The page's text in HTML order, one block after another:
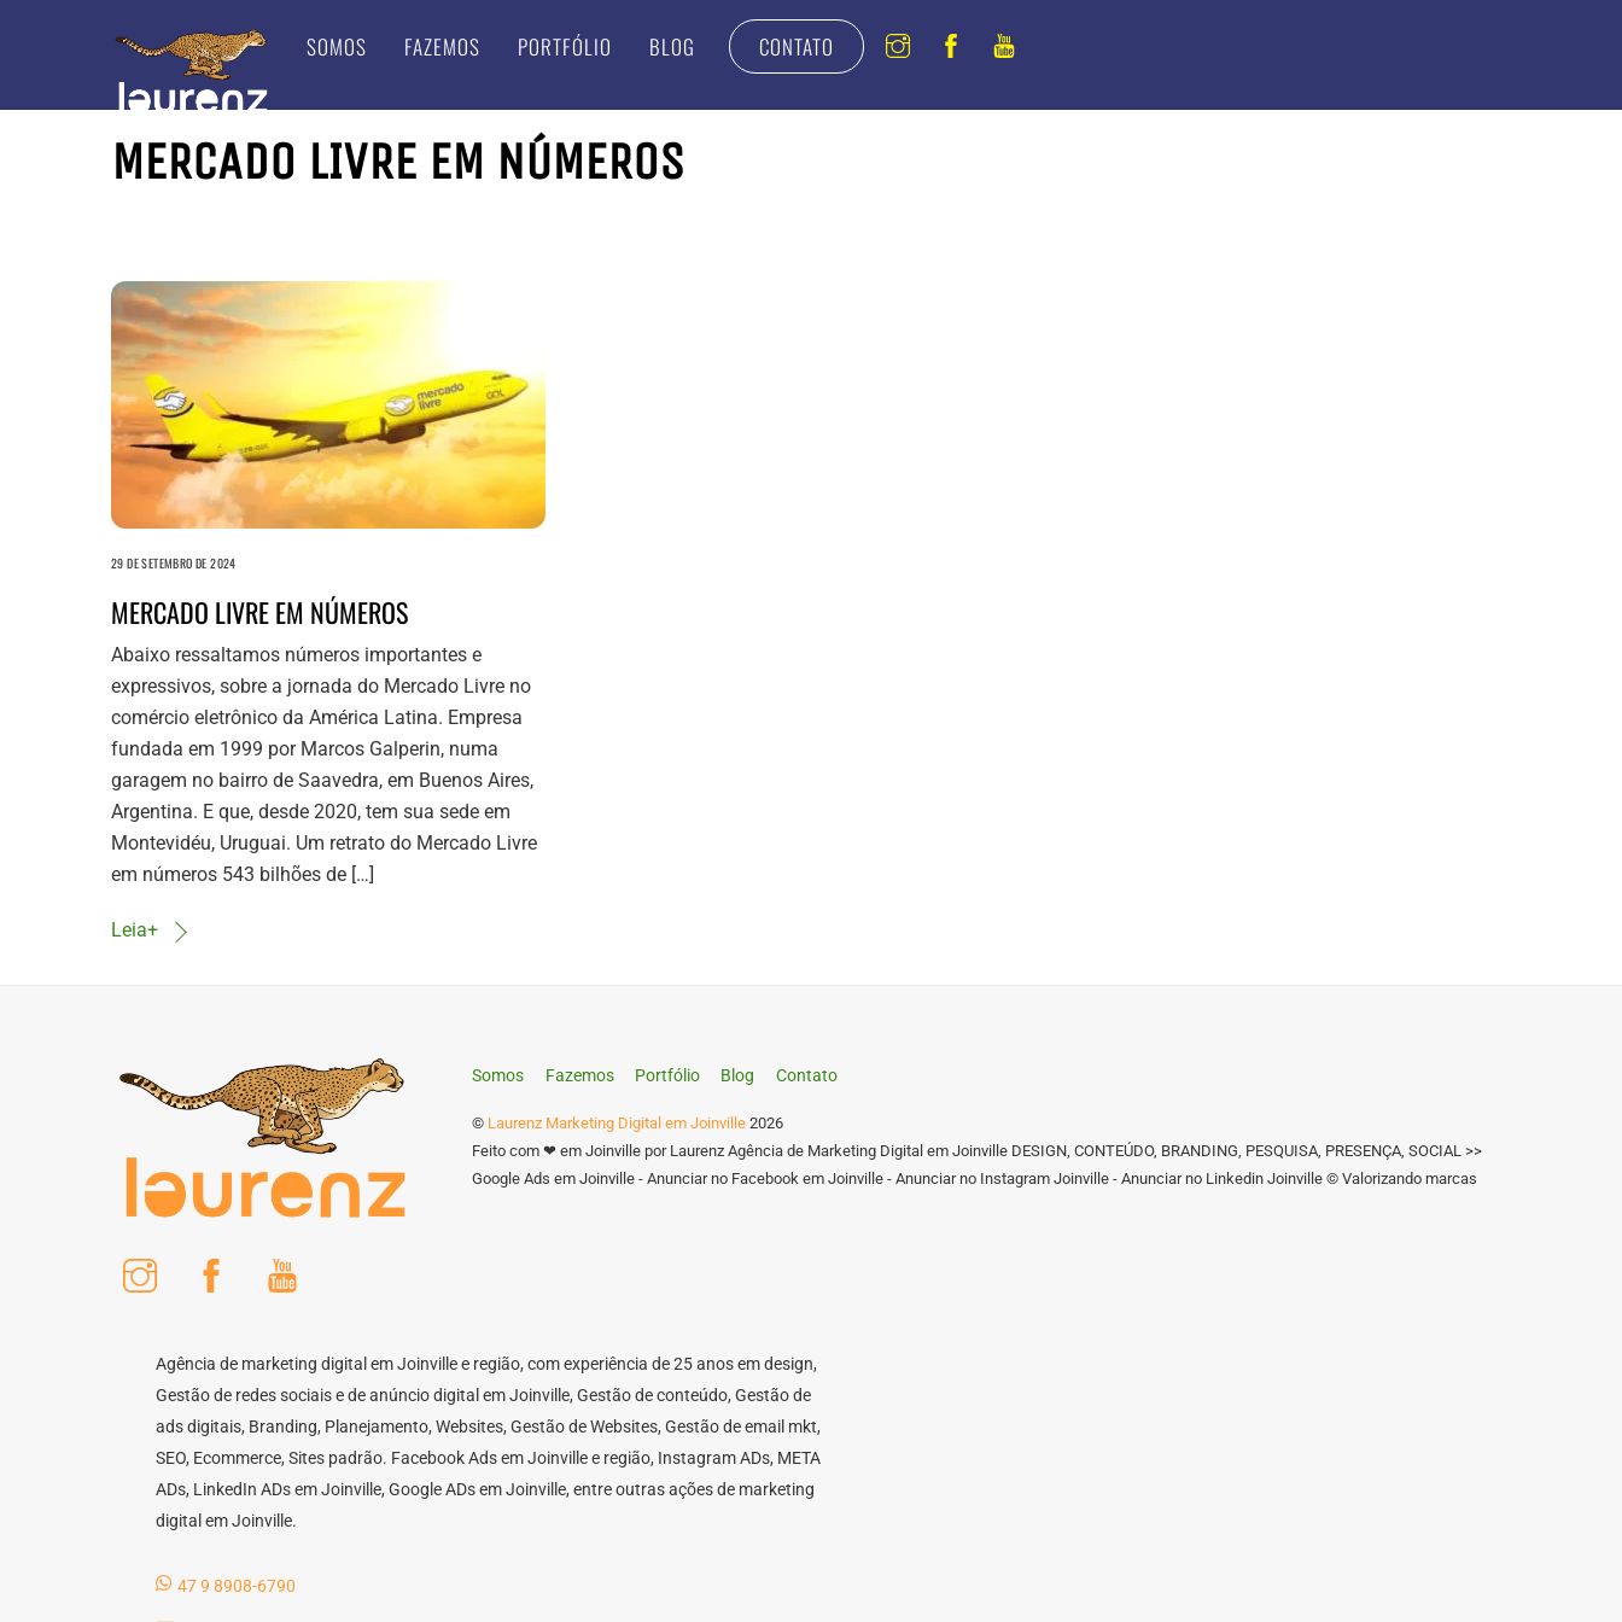
InstagramFacebook
SOMOS FAZEMOS PORTFÓLIO BLOG CONTATO
MERCADO LIVRE EM NÚMEROS
29 DE SETEMBRO DE 2024
MERCADO LIVRE EM NÚMEROS
Abaixo ressaltamos números importantes e
expressivos, sobre a jornada do Mercado Livre no
comércio eletrônico da América Latina. Empresa
fundada em 1999 por Marcos Galperin, numa
garagem no bairro de Saavedra, em Buenos Aires,
Argentina. E que, desde 2020, tem sua sede em
Montevidéu, Uruguai. Um retrato do Mercado Livre
em números 543 bilhões de […]
Leia+
Instagram Facebook
Somos Fazemos Portfólio Blog Contato
© Laurenz Marketing Digital em Joinville 2026
Feito com ❤ em Joinville por Laurenz Agência de Marketing Digital em Joinville DESIGN, CONTEÚDO, BRANDING, PESQUISA, PRESENÇA, SOCIAL >>
Google Ads em Joinville - Anunciar no Facebook em Joinville - Anunciar no Instagram Joinville - Anunciar no Linkedin Joinville © Valorizando marcas
Agência de marketing digital em Joinville e região, com experiência de 25 anos em design,
Gestão de redes sociais e de anúncio digital em Joinville, Gestão de conteúdo, Gestão de
ads digitais, Branding, Planejamento, Websites, Gestão de Websites, Gestão de email mkt,
SEO, Ecommerce, Sites padrão. Facebook Ads em Joinville e região, Instagram ADs, META
ADs, LinkedIn ADs em Joinville, Google ADs em Joinville, entre outras ações de marketing
digital em Joinville.
47 9 8908-6790